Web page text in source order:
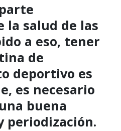
la salud de las
a eso, tener
de
deportivo es
es necesario
buena
periodización.